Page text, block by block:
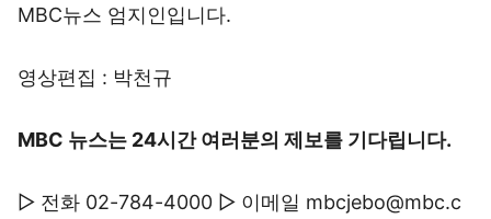
MBC뉴스 엄지인입니다.
영상편집 : 박천규
MBC 뉴스는 24시간 여러분의 제보를 기다립니다.
▷ 전화 02-784-4000 ▷ 이메일 mbcjebo@mbc.c